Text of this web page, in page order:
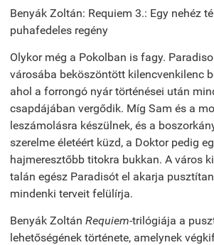
Benyák Zoltán: Requiem 3.: Egy nehéz
puhafedeles regény
Olykor még a Pokolban is fagy.
városába beköszöntött kilencvenkilenc
ahol a forrongó nyár történései után
csapdájában vergődik. Míg Sam és a
leszámolásra készülnek, és a
szerelme életéért küzd, a Doktor pedig
hajmeresztőbb titokra bukkan. A város
talán egész Paradisót el akarja
mindenki terveit felülírja.
Benyák Zoltán Requiem-trilógiája a
lehetőségének története, amelynek